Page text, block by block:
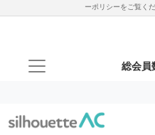
ーポリシーをご覧く
総会員